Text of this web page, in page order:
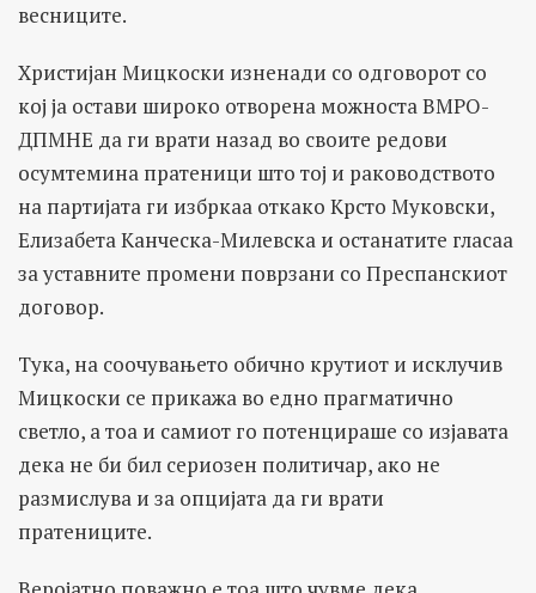
весниците.
Христијан Мицкоски изненади со одговорот со
кој ја остави широко отворена можноста ВМРО-
ДПМНЕ да ги врати назад во своите редови
осумтемина пратеници што тој и раководството
на партијата ги избркаа откако Крсто Муковски,
Елизабета Канческа-Милевска и останатите гласаа
за уставните промени поврзани со Преспанскиот
договор.
Тука, на соочувањето обично крутиот и исклучив
Мицкоски се прикажа во едно прагматично
светло, а тоа и самиот го потенцираше со изјавата
дека не би бил сериозен политичар, ако не
размислува и за опцијата да ги врати
пратениците.